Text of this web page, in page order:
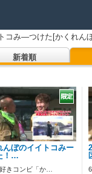
コみ―つけた[かくれん
新着順
んぼのイイトコみー
！…
きコンビ「か…